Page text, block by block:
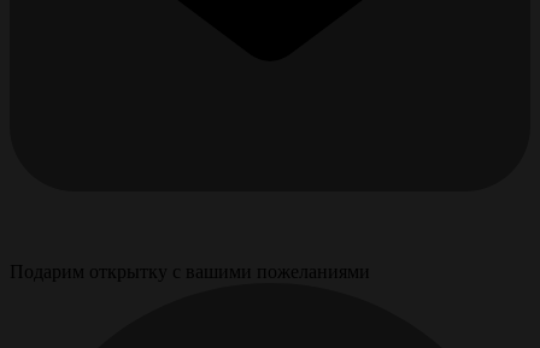
Подарим открытку с вашими пожеланиями